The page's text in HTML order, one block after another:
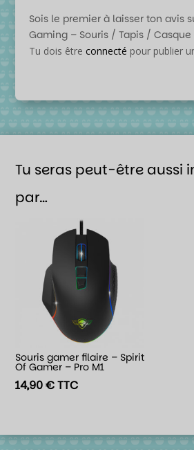
Sois le premier à laisser ton avis
Gaming – Souris / Tapis /
Tu dois être connecté pour publier
Tu seras peut-être aussi
par…
Souris gamer filaire – Spirit
Of Gamer – Pro M1
14,90€TTC